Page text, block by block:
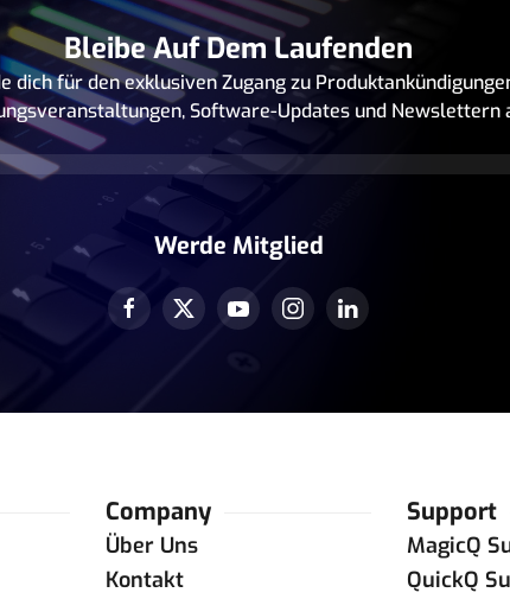
Bleibe Auf Dem Laufenden
dich für den exklusiven Zugang zu
Software-Updates und Newslettern
Werde Mitglied
Company
Über Uns
Kontakt
Support
MagicQ
QuickQ